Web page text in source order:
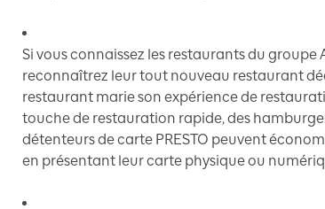
Si vous connaissez les restaurants du groupe
reconnaîtrez leur tout nouveau restaurant
restaurant marie son expérience de
touche de restauration rapide, des
détenteurs de carte PRESTO peuvent
en présentant leur carte physique ou